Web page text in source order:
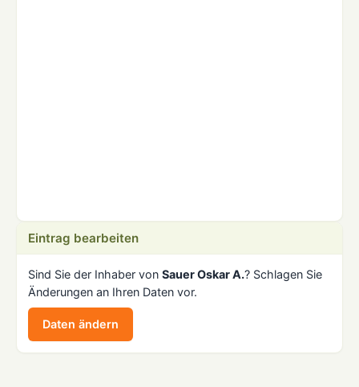
Eintrag bearbeiten
Sind Sie der Inhaber von Sauer Oskar A.? Schlagen Sie
Änderungen an Ihren Daten vor.
Daten ändern